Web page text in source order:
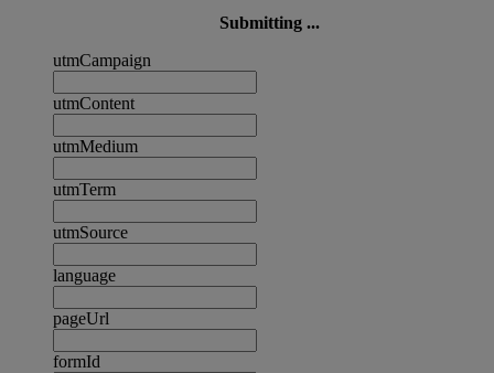
Submitting ...
utmCampaign
utmContent
utmMedium
utmTerm
utmSource
language
pageUrl
formId